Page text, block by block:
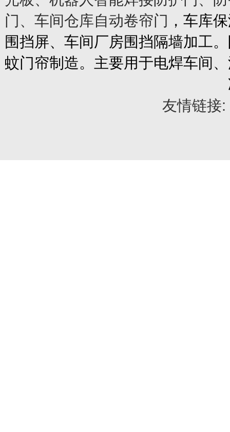
门、车间仓库自动卷帘门 ，车库
围挡屏、车间厂房围挡隔墙加工
蚊门帘制造。主要用于电焊车间
友情链接: